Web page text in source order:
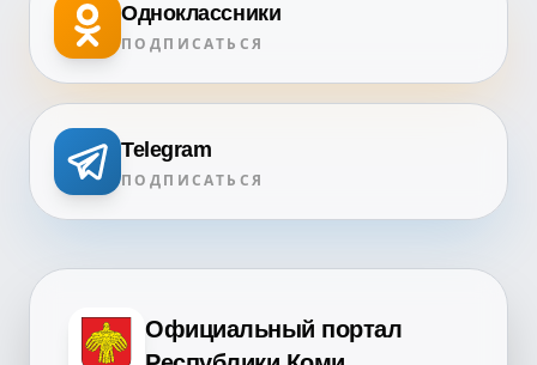
Одноклассники
ПОДПИСАТЬСЯ
Telegram
ПОДПИСАТЬСЯ
Официальный портал